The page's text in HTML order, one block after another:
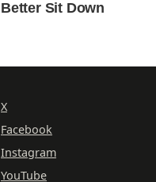
X
Facebook
Instagram
YouTube